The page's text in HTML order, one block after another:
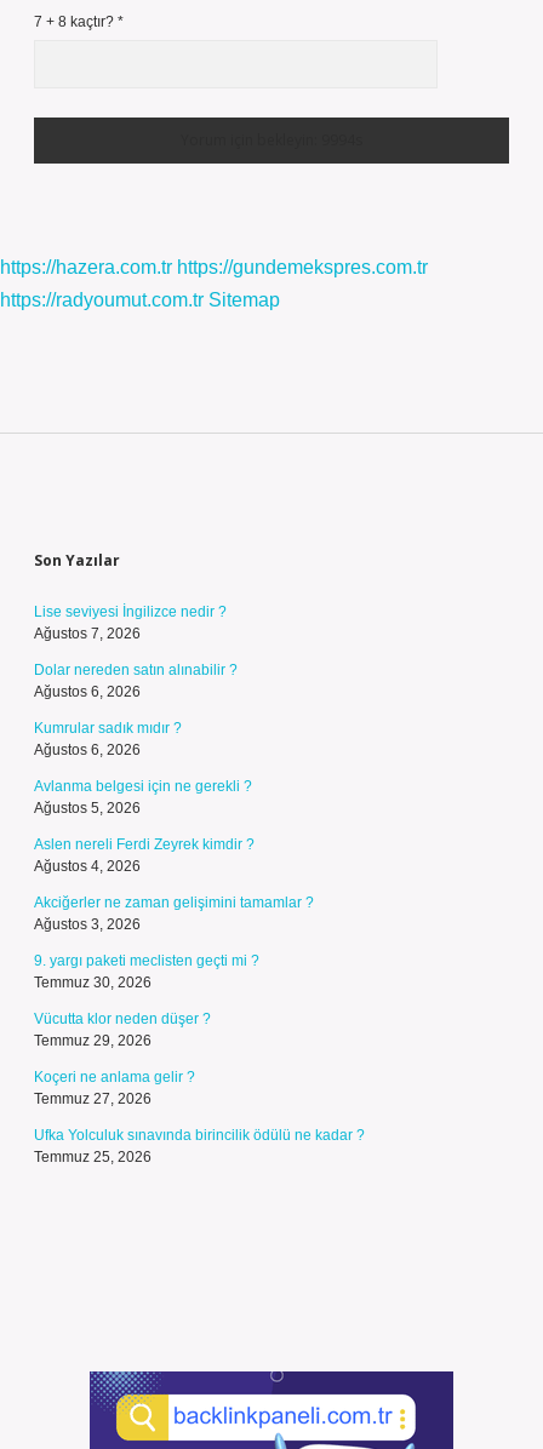
7 + 8 kaçtır? *
https://hazera.com.tr https://gundemekspres.com.tr
https://radyoumut.com.tr Sitemap
Son Yazılar
Lise seviyesi İngilizce nedir ?
Ağustos 7, 2026
Dolar nereden satın alınabilir ?
Ağustos 6, 2026
Kumrular sadık mıdır ?
Ağustos 6, 2026
Avlanma belgesi için ne gerekli ?
Ağustos 5, 2026
Aslen nereli Ferdi Zeyrek kimdir ?
Ağustos 4, 2026
Akciğerler ne zaman gelişimini tamamlar ?
Ağustos 3, 2026
9. yargı paketi meclisten geçti mi ?
Temmuz 30, 2026
Vücutta klor neden düşer ?
Temmuz 29, 2026
Koçeri ne anlama gelir ?
Temmuz 27, 2026
Ufka Yolculuk sınavında birincilik ödülü ne kadar ?
Temmuz 25, 2026